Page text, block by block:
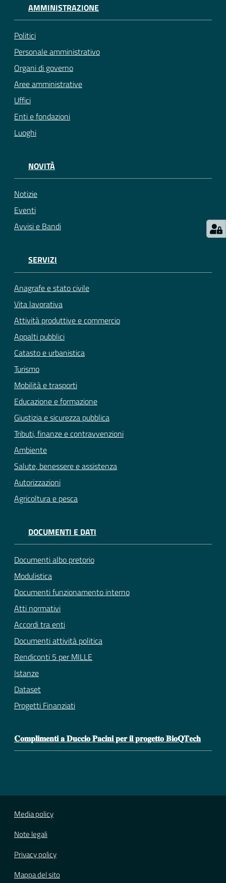
AMMINISTRAZIONE
Politici
Personale amministrativo
Organi di governo
Aree amministrative
Uffici
Enti e fondazioni
Luoghi
NOVITÀ
Notizie
Eventi
Avvisi e Bandi
SERVIZI
Anagrafe e stato civile
Vita lavorativa
Attività produttive e commercio
Appalti pubblici
Catasto e urbanistica
Turismo
Mobilità e trasporti
Educazione e formazione
Giustizia e sicurezza pubblica
Tributi, finanze e contravvenzioni
Ambiente
Salute, benessere e assistenza
Autorizzazioni
Agricoltura e pesca
DOCUMENTI E DATI
Documenti albo pretorio
Modulistica
Documenti funzionamento interno
Atti normativi
Accordi tra enti
Documenti attività politica
Rendiconti 5 per MILLE
Istanze
Dataset
Progetti Finanziati
𝐂𝐨𝐦𝐩𝐥𝐢𝐦𝐞𝐧𝐭𝐢 𝐚 𝐃𝐮𝐜𝐜𝐢𝐨 𝐏𝐚𝐜𝐢𝐧𝐢 𝐩𝐞𝐫 𝐢𝐥 𝐩𝐫𝐨𝐠𝐞𝐭𝐭𝐨 𝐁𝐢𝐨𝐐𝐓𝐞𝐜𝐡
Media policy
Note legali
Privacy policy
Mappa del sito